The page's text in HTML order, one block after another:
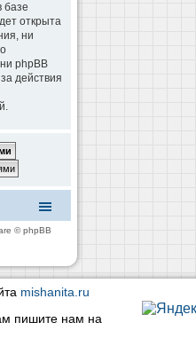
базе
открыта
ни
phpBB
действия
© phpBB
mishanita.ru
пишите нам на